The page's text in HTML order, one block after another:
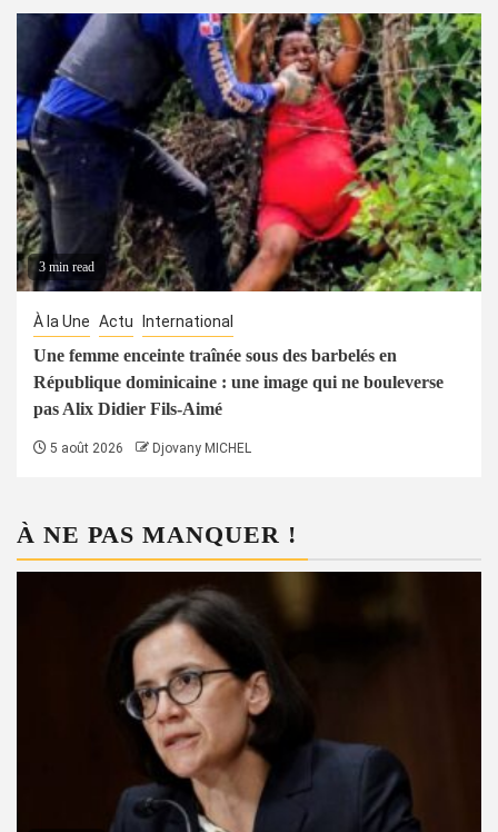
3 min read
À la Une Actu International
Une femme enceinte traînée sous des barbelés en
République dominicaine : une image qui ne bouleverse
pas Alix Didier Fils-Aimé
5 août 2026 Djovany MICHEL
À NE PAS MANQUER !